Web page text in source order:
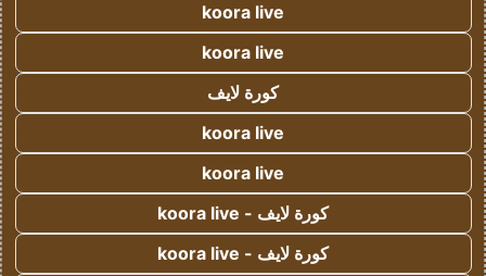
koora live
koora live
كورة لايف
koora live
koora live
كورة لايف - koora live
كورة لايف - koora live